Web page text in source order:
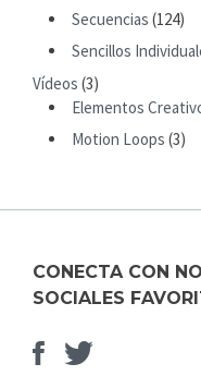
Secuencias (124)
Sencillos
Vídeos (3)
Elementos
Motion Loops (3)
CONECTA CON
SOCIALES
Facebook
Elemento